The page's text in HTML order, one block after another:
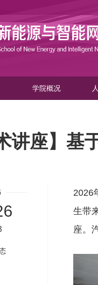
学院概况
讲座】基
2026
生带
座。